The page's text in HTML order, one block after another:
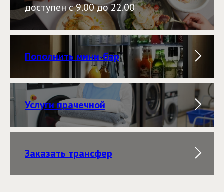
доступен с 9.00 до 22.00
Пополнить мини-бар
Услуги прачечной
Заказать трансфер